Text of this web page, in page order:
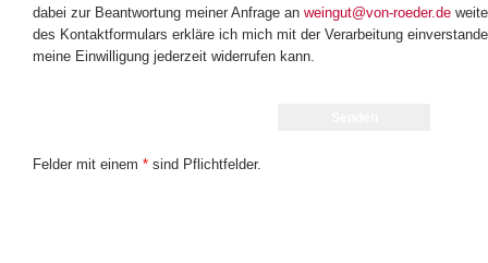
dabei zur Beantwortung meiner Anfrage an weingut@von-roeder.de
des Kontaktformulars erkläre ich mich mit der Verarbeitung
meine Einwilligung jederzeit widerrufen kann.
Felder mit einem * sind Pflichtfelder.